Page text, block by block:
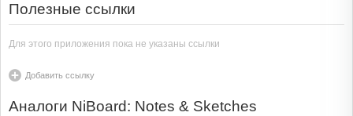
Полезные ссылки
Для этого приложения пока не указаны ссылки
Добавить ссылку
Аналоги NiBoard: Notes & Sketches